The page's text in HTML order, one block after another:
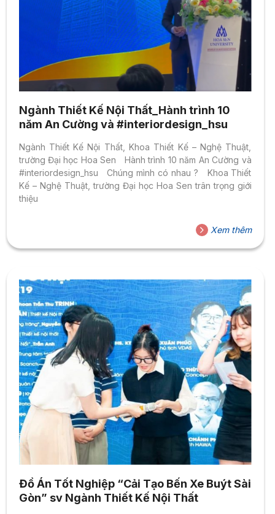
Ngành Thiết Kế Nội Thất_Hành trình 10
năm An Cường và #interiordesign_hsu
Ngành Thiết Kế Nội Thất, Khoa Thiết Kế – Nghệ Thuật,
trường Đại học Hoa Sen Hành trình 10 năm An Cường và
#interiordesign_hsu Chúng mình có nhau ? Khoa Thiết
Kế – Nghệ Thuật, trường Đại học Hoa Sen trân trọng giới
thiệu
Xem thêm
Đồ Án Tốt Nghiệp “Cải Tạo Bến Xe Buýt Sài
Gòn” sv Ngành Thiết Kế Nội Thất